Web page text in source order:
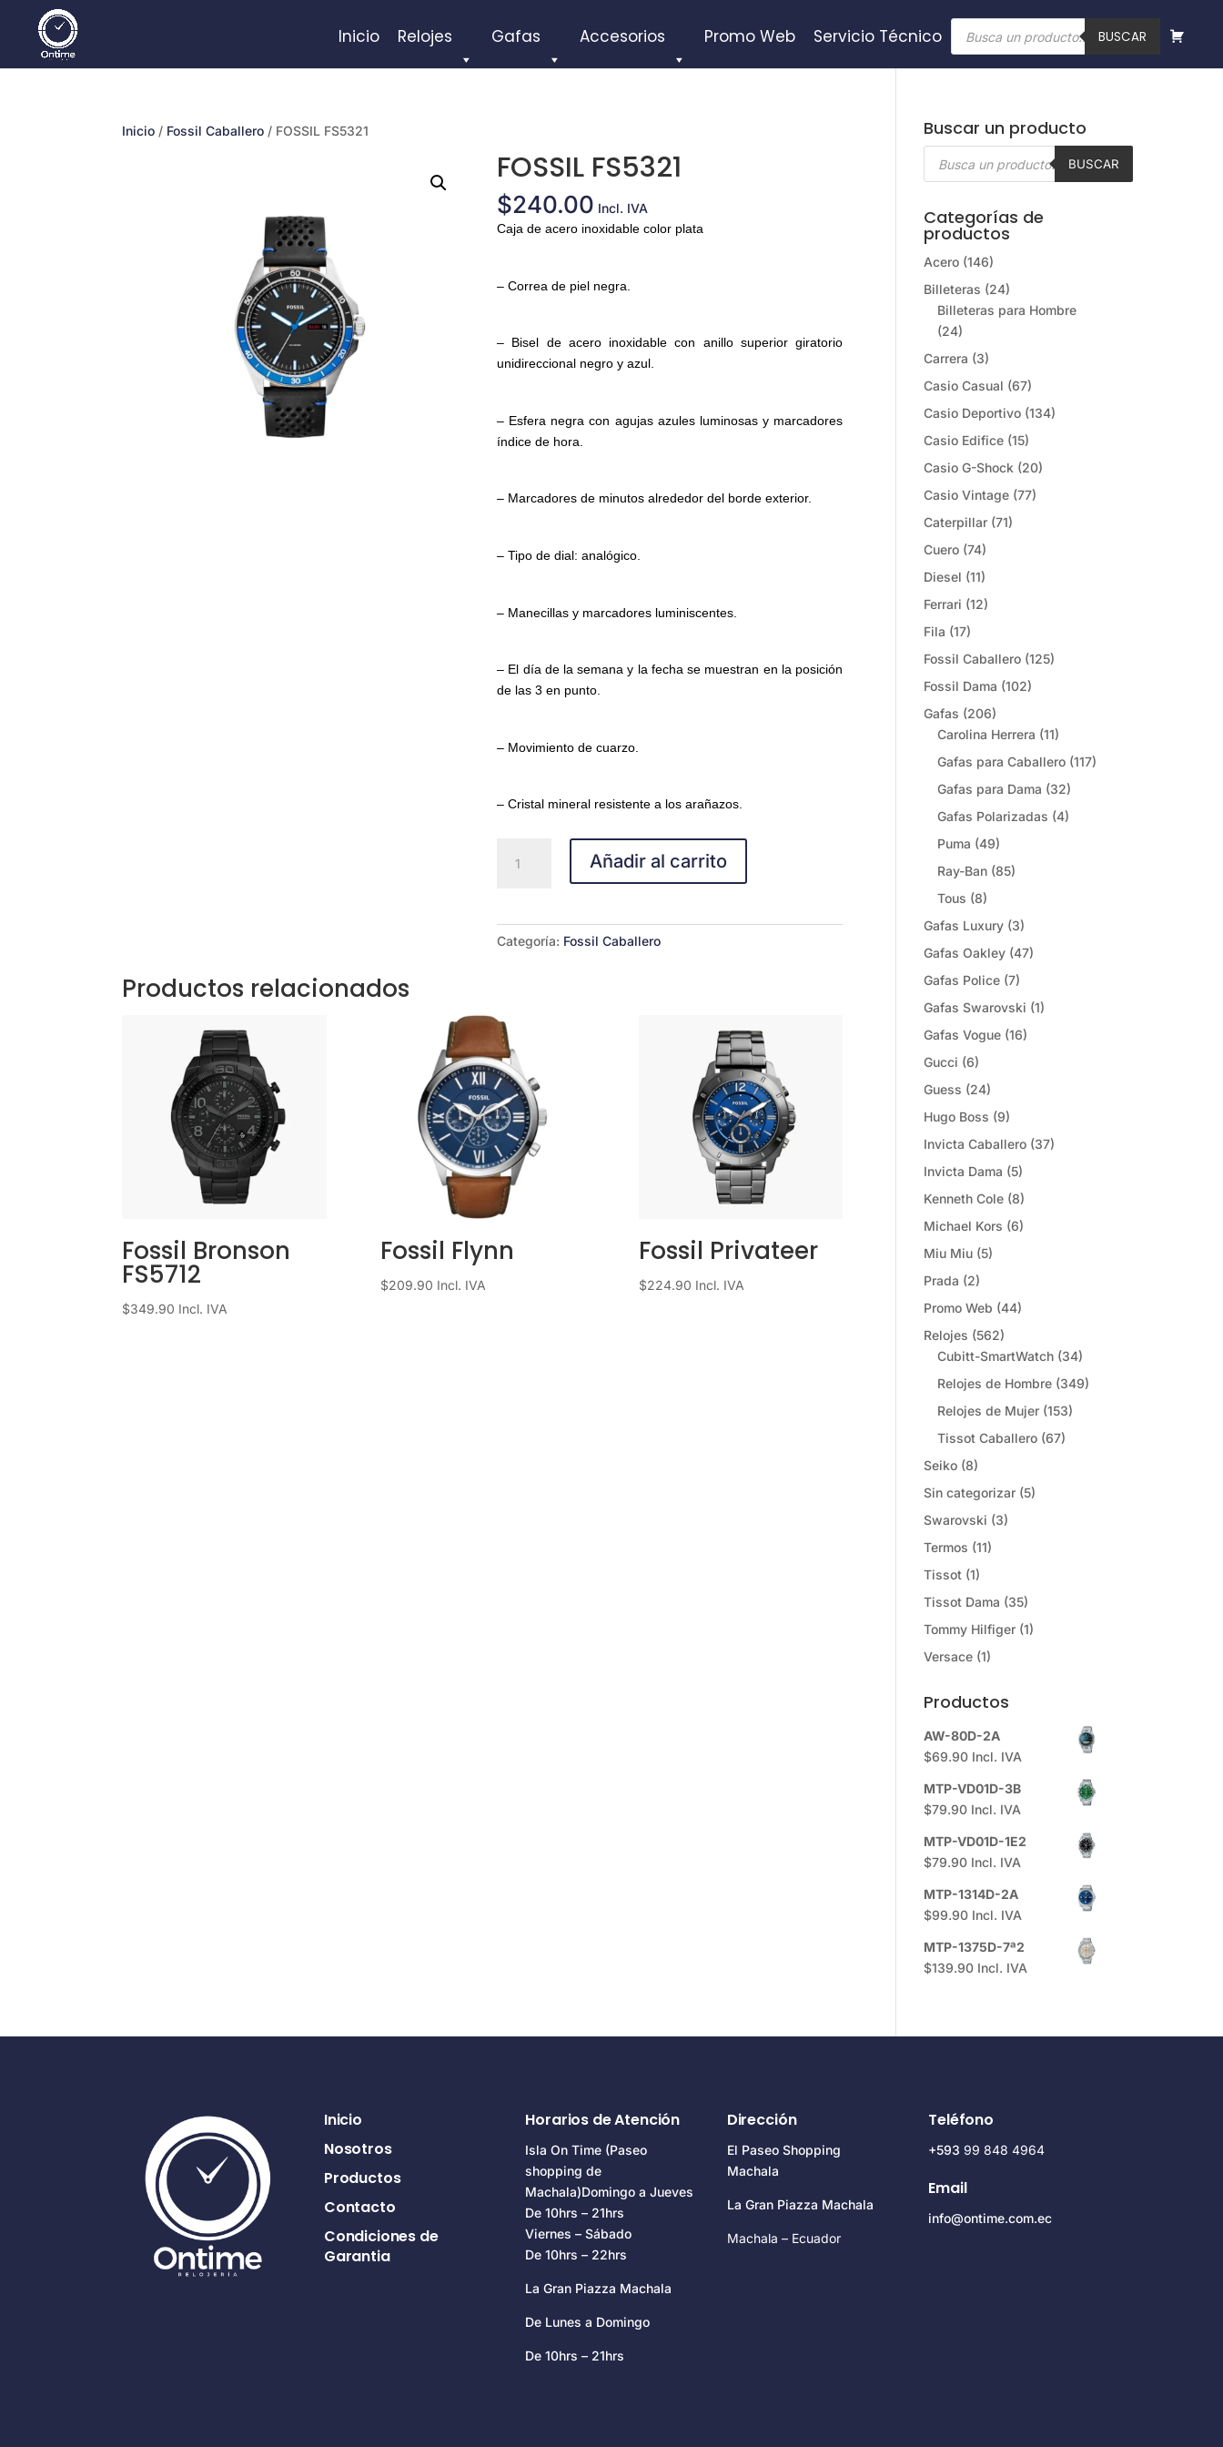
Inicio Relojes Gafas Accesorios Promo Web Servicio Técnico
Búsqueda
de
productos
BUSCAR
Inicio / Fossil Caballero / FOSSIL FS5321
FOSSIL FS5321
$240.00 Incl. IVA
Caja de acero inoxidable color plata
– Correa de piel negra.
– Bisel de acero inoxidable con anillo superior giratorio
unidireccional negro y azul.
– Esfera negra con agujas azules luminosas y marcadores
índice de hora.
– Marcadores de minutos alrededor del borde exterior.
– Tipo de dial: analógico.
– Manecillas y marcadores luminiscentes.
– El día de la semana y la fecha se muestran en la posición
de las 3 en punto.
– Movimiento de cuarzo.
– Cristal mineral resistente a los arañazos.
FS5321
Añadir al carrito
Categoría: Fossil Caballero
Productos relacionados
Fossil Bronson
FS5712
$349.90 Incl. IVA
Fossil Flynn
$209.90 Incl. IVA
Fossil Privateer
$224.90 Incl. IVA
Buscar un producto
Búsqueda
BUSCAR
Categorías de
productos
Acero (146)
Billeteras (24)
Billeteras para Hombre
(24)
Carrera (3)
Casio Casual (67)
Casio Deportivo (134)
Casio Edifice (15)
Casio G-Shock (20)
Casio Vintage (77)
Caterpillar (71)
Cuero (74)
Diesel (11)
Ferrari (12)
Fila (17)
Fossil Caballero (125)
Fossil Dama (102)
Gafas (206)
Carolina Herrera (11)
Gafas para Caballero (117)
Gafas para Dama (32)
Gafas Polarizadas (4)
Puma (49)
Ray-Ban (85)
Tous (8)
Gafas Luxury (3)
Gafas Oakley (47)
Gafas Police (7)
Gafas Swarovski (1)
Gafas Vogue (16)
Gucci (6)
Guess (24)
Hugo Boss (9)
Invicta Caballero (37)
Invicta Dama (5)
Kenneth Cole (8)
Michael Kors (6)
Miu Miu (5)
Prada (2)
Promo Web (44)
Relojes (562)
Cubitt-SmartWatch (34)
Relojes de Hombre (349)
Relojes de Mujer (153)
Tissot Caballero (67)
Seiko (8)
Sin categorizar (5)
Swarovski (3)
Termos (11)
Tissot (1)
Tissot Dama (35)
Tommy Hilfiger (1)
Versace (1)
Productos
AW-80D-2A
$69.90 Incl. IVA
MTP-VD01D-3B
$79.90 Incl. IVA
MTP-VD01D-1E2
$79.90 Incl. IVA
MTP-1314D-2A
$99.90 Incl. IVA
MTP-1375D-7ª2
$139.90 Incl. IVA
Inicio
Nosotros
Productos
Contacto
Condiciones de
Garantia
Horarios de Atención
Isla On Time (Paseo
shopping de
Machala)Domingo a Jueves
De 10hrs – 21hrs
Viernes – Sábado
De 10hrs – 22hrs
La Gran Piazza Machala
De Lunes a Domingo
De 10hrs – 21hrs
Dirección
El Paseo Shopping
Machala
La Gran Piazza Machala
Machala – Ecuador
Teléfono
+59399 848 4964
Email
info@ontime.com.ec